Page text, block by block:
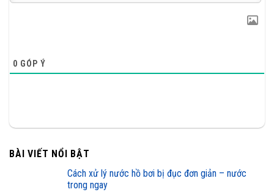
0 GÓP Ý
BÀI VIẾT NỔI BẬT
cách xử lý nước hồ bơi bị đục đơn giản – nước
trong ngay